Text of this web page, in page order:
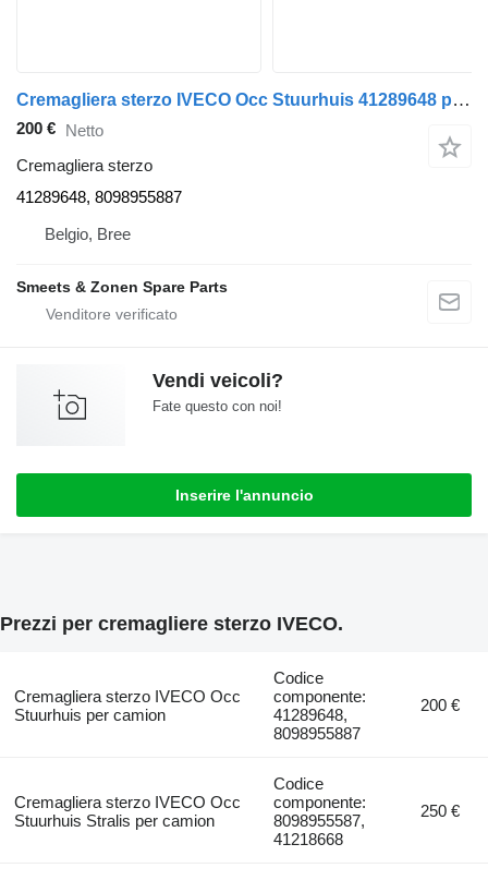
Cremagliera sterzo IVECO Occ Stuurhuis 41289648 per camion
200 € Netto
Cremagliera sterzo
41289648, 8098955887
Belgio, Bree
Smeets & Zonen Spare Parts
Vendi veicoli?
Fate questo con noi!
Inserire l'annuncio
Prezzi per cremagliere sterzo IVECO.
Cremagliera sterzo IVECO Occ
Stuurhuis per camion
Codice
componente:
41289648,
8098955887
200 €
Cremagliera sterzo IVECO Occ
Stuurhuis Stralis per camion
Codice
componente:
8098955587,
41218668
250 €